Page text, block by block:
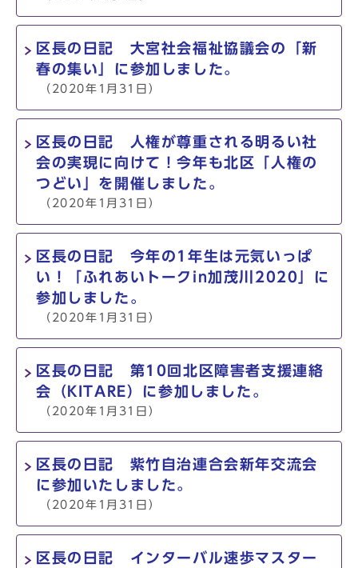
区長の日記 大宮社会福祉協議会の「新
春の集い」に参加しました。
（2020年1月31日）
区長の日記 人権が尊重される明るい社
会の実現に向けて！今年も北区「人権の
つどい」を開催しました。
（2020年1月31日）
区長の日記 今年の1年生は元気いっぱ
い！「ふれあいトークin加茂川2020」に
参加しました。
（2020年1月31日）
区長の日記 第10回北区障害者支援連絡
会（KITARE）に参加しました。
（2020年1月31日）
区長の日記 紫竹自治連合会新年交流会
に参加いたしました。
（2020年1月31日）
区長の日記 インターバル速歩マスター